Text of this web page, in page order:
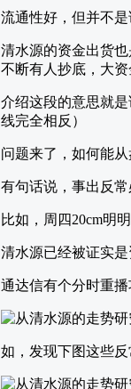
流通性好，但并不是
清水源的资金出货
不断有人抄底，大资
介绍这段的意思就
线完全相反）
问题来了，如何能
有句话说，事出反常
比如，周四20cm明
清水源已经被证实
通达信有个分时重
如，发现下图这些